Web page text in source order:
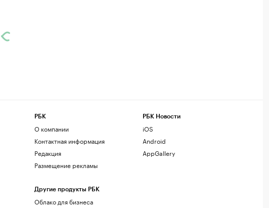
РБК
О компании
Контактная информация
Редакция
Размещение рекламы
Другие продукты РБК
Облако для бизнеса
РБК Новости
iOS
Android
AppGallery